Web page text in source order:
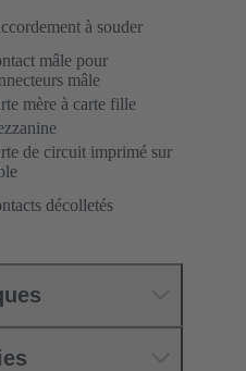
à souder
mâle pour
mâle
mère à carte fille
de circuit imprimé sur
décolletés